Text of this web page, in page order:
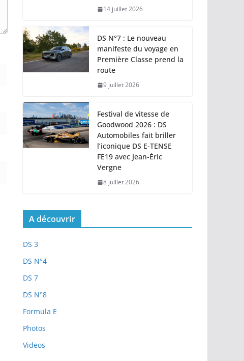
14 juillet 2026
DS N°7 : Le nouveau
manifeste du voyage en
Première Classe prend la
route
9 juillet 2026
Festival de vitesse de
Goodwood 2026 : DS
Automobiles fait briller
l’iconique DS E-TENSE
FE19 avec Jean-Éric
Vergne
8 juillet 2026
A découvrir
DS 3
DS N°4
DS 7
DS N°8
Formula E
Photos
Videos